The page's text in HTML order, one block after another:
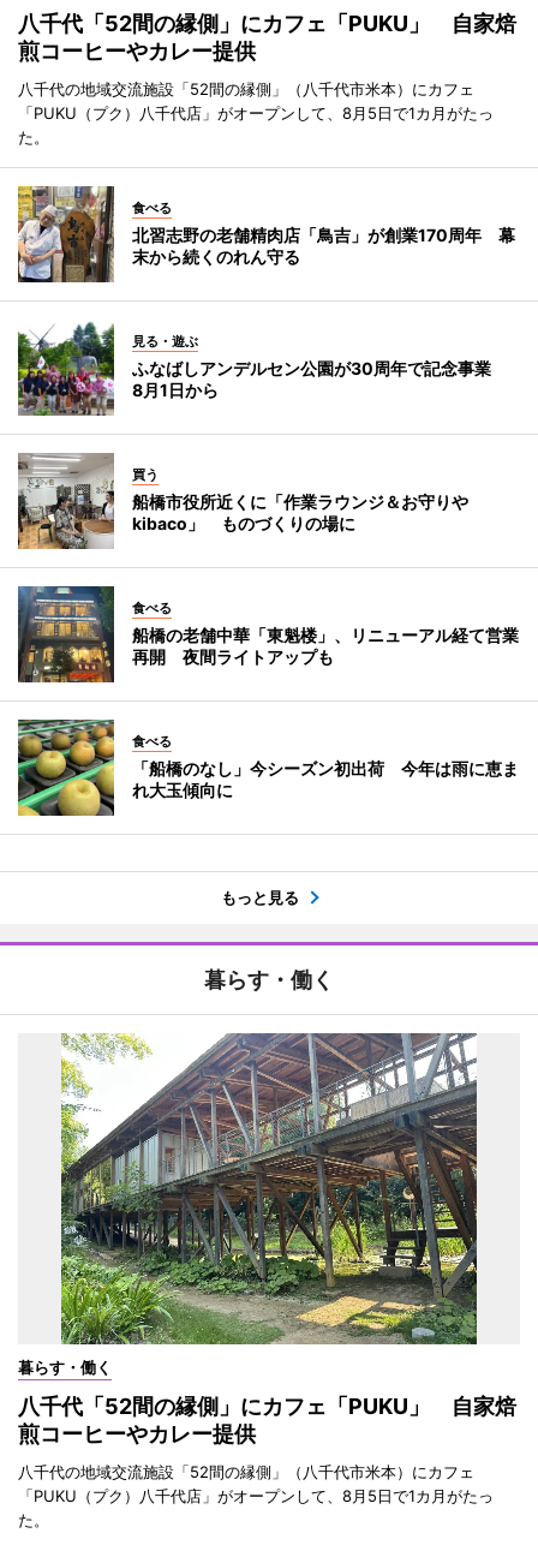
八千代「52間の縁側」にカフェ「PUKU」 自家焙
煎コーヒーやカレー提供
八千代の地域交流施設「52間の縁側」（八千代市米本）にカフェ
「PUKU（プク）八千代店」がオープンして、8月5日で1カ月がたっ
た。
食べる
北習志野の老舗精肉店「鳥吉」が創業170周年 幕
末から続くのれん守る
見る・遊ぶ
ふなばしアンデルセン公園が30周年で記念事業
8月1日から
買う
船橋市役所近くに「作業ラウンジ＆お守りや
kibaco」 ものづくりの場に
食べる
船橋の老舗中華「東魁楼」、リニューアル経て営業
再開 夜間ライトアップも
食べる
「船橋のなし」今シーズン初出荷 今年は雨に恵ま
れ大玉傾向に
もっと見る
暮らす・働く
暮らす・働く
八千代「52間の縁側」にカフェ「PUKU」 自家焙
煎コーヒーやカレー提供
八千代の地域交流施設「52間の縁側」（八千代市米本）にカフェ
「PUKU（プク）八千代店」がオープンして、8月5日で1カ月がたっ
た。